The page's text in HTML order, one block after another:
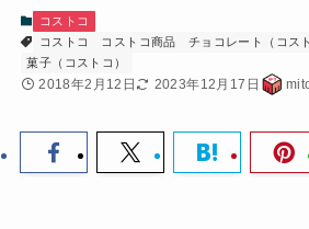
コストコ
コストコ
コストコ商品 チョコレート（コス
菓子（コストコ）
2018年2月12日 2023年12月17日